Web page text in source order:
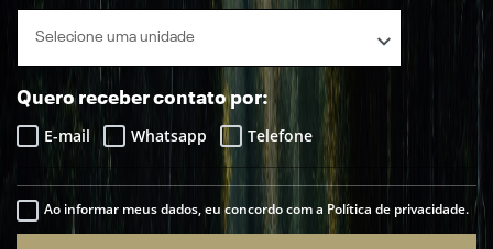
Selecione uma unidade
Quero receber contato por:
E-mail Whatsapp Telefone
Ao informar meus dados, eu concordo com a Política de privacidade.